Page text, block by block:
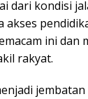
dari kondisi
ini dan
rakyat.